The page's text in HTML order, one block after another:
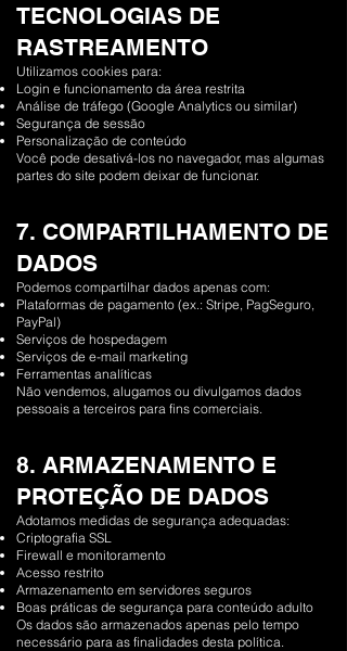
TECNOLOGIAS DE
RASTREAMENTO
Utilizamos cookies para:
Login e funcionamento da área restrita
Análise de tráfego (Google Analytics ou similar)
Segurança de sessão
Personalização de conteúdo
Você pode desativá-los no navegador, mas algumas
partes do site podem deixar de funcionar.
7. COMPARTILHAMENTO DE
DADOS
Podemos compartilhar dados apenas com:
Plataformas de pagamento (ex.: Stripe, PagSeguro,
PayPal)
Serviços de hospedagem
Serviços de e-mail marketing
Ferramentas analíticas
Não vendemos, alugamos ou divulgamos dados
pessoais a terceiros para fins comerciais.
8. ARMAZENAMENTO E
PROTEÇÃO DE DADOS
Adotamos medidas de segurança adequadas:
Criptografia SSL
Firewall e monitoramento
Acesso restrito
Armazenamento em servidores seguros
Boas práticas de segurança para conteúdo adulto
Os dados são armazenados apenas pelo tempo
necessário para as finalidades desta política.